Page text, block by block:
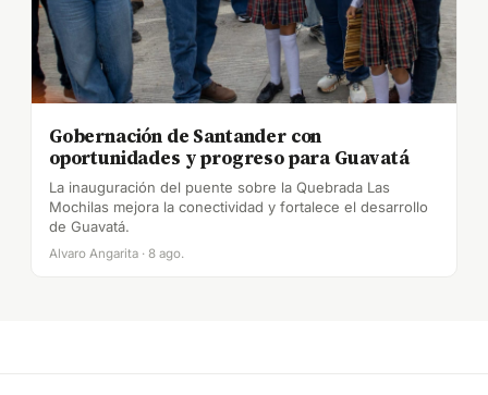
Gobernación de Santander con
oportunidades y progreso para Guavatá
La inauguración del puente sobre la Quebrada Las
Mochilas mejora la conectividad y fortalece el desarrollo
de Guavatá.
Alvaro Angarita · 8 ago.